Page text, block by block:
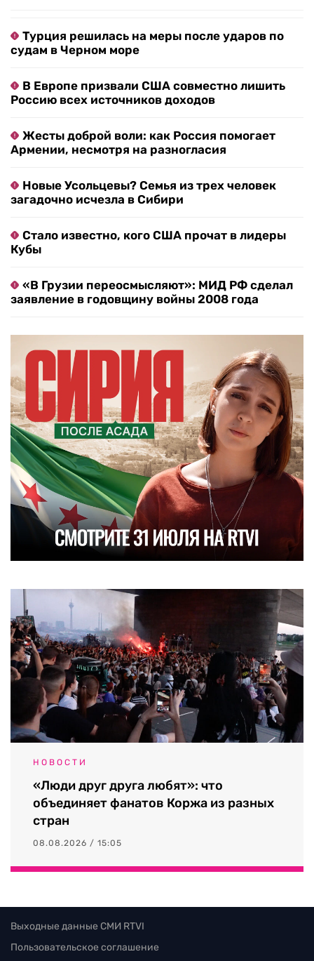
Турция решилась на меры после ударов по
судам в Черном море
В Европе призвали США совместно лишить
Россию всех источников доходов
Жесты доброй воли: как Россия помогает
Армении, несмотря на разногласия
Новые Усольцевы? Семья из трех человек
загадочно исчезла в Сибири
Стало известно, кого США прочат в лидеры
Кубы
«В Грузии переосмысляют»: МИД РФ сделал
заявление в годовщину войны 2008 года
НОВОСТИ
«Люди друг друга любят»: что
объединяет фанатов Коржа из разных
стран
08.08.2026 / 15:05
Выходные данные СМИ RTVI
Пользовательское соглашение